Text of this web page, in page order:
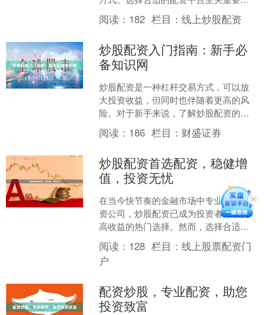
因为它直接影响到投资的安全性和收益
率。 **选择配资平台的....
阅读： 182 栏目：线上炒股配资
炒股配资入门指南：新手必
备知识网
炒股配资是一种杠杆交易方式，可以放
大投资收益，但同时也伴随着更高的风
险。对于新手来说，了解炒股配资的入
门知识至关重要。 **什么是炒股配资？**
炒股配资是指投....
阅读： 186 栏目： 财盛证券
炒股配资首选配资，稳健增
值，投资无忧
在当今快节奏的金融市场中专业股票配
资公司，炒股配资已成为投资者寻求更
高收益的热门选择。然而，选择合适的
配资平台至关重要，以确保资金安全和
投资收益。 配资首选配资....
阅读： 128 栏目：线上股票配资门
户
配资炒股，专业配资，助您
投资致富